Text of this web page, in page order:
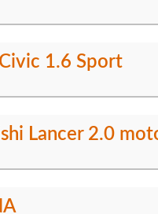
1.6 Sport
Lancer 2.0